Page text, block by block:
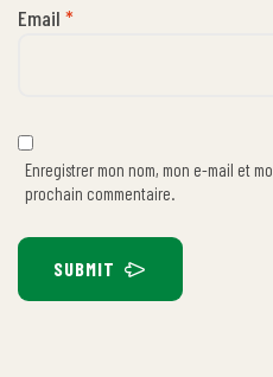
Email *
Enregistrer mon nom, mon e-mail et
prochain commentaire.
SUBMIT